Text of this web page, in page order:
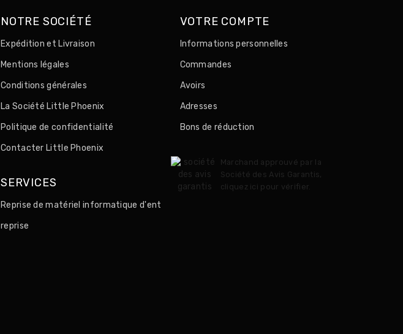
NOTRE SOCIÉTÉ
Expédition et Livraison
Mentions légales
Conditions générales
La Société Little Phoenix
Politique de confidentialité
Contacter Little Phoenix
SERVICES
Reprise de matériel informatique d'ent
reprise
VOTRE COMPTE
Informations personnelles
Commandes
Avoirs
Adresses
Bons de réduction
Marchand approuvé par la
Société des Avis Garantis,
cliquez ici pour vérifier